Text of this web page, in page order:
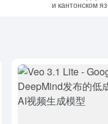
и кантонском